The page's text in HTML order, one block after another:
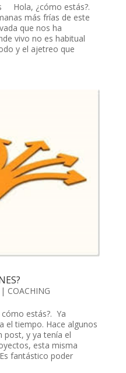
Hola, ¿cómo estás?.
más frías de este
que nos ha
vivo no es habitual
y el ajetreo que
COACHING
estás?. Ya
el tiempo. Hace algunos
post, y ya tenía el
esta misma
fantástico poder